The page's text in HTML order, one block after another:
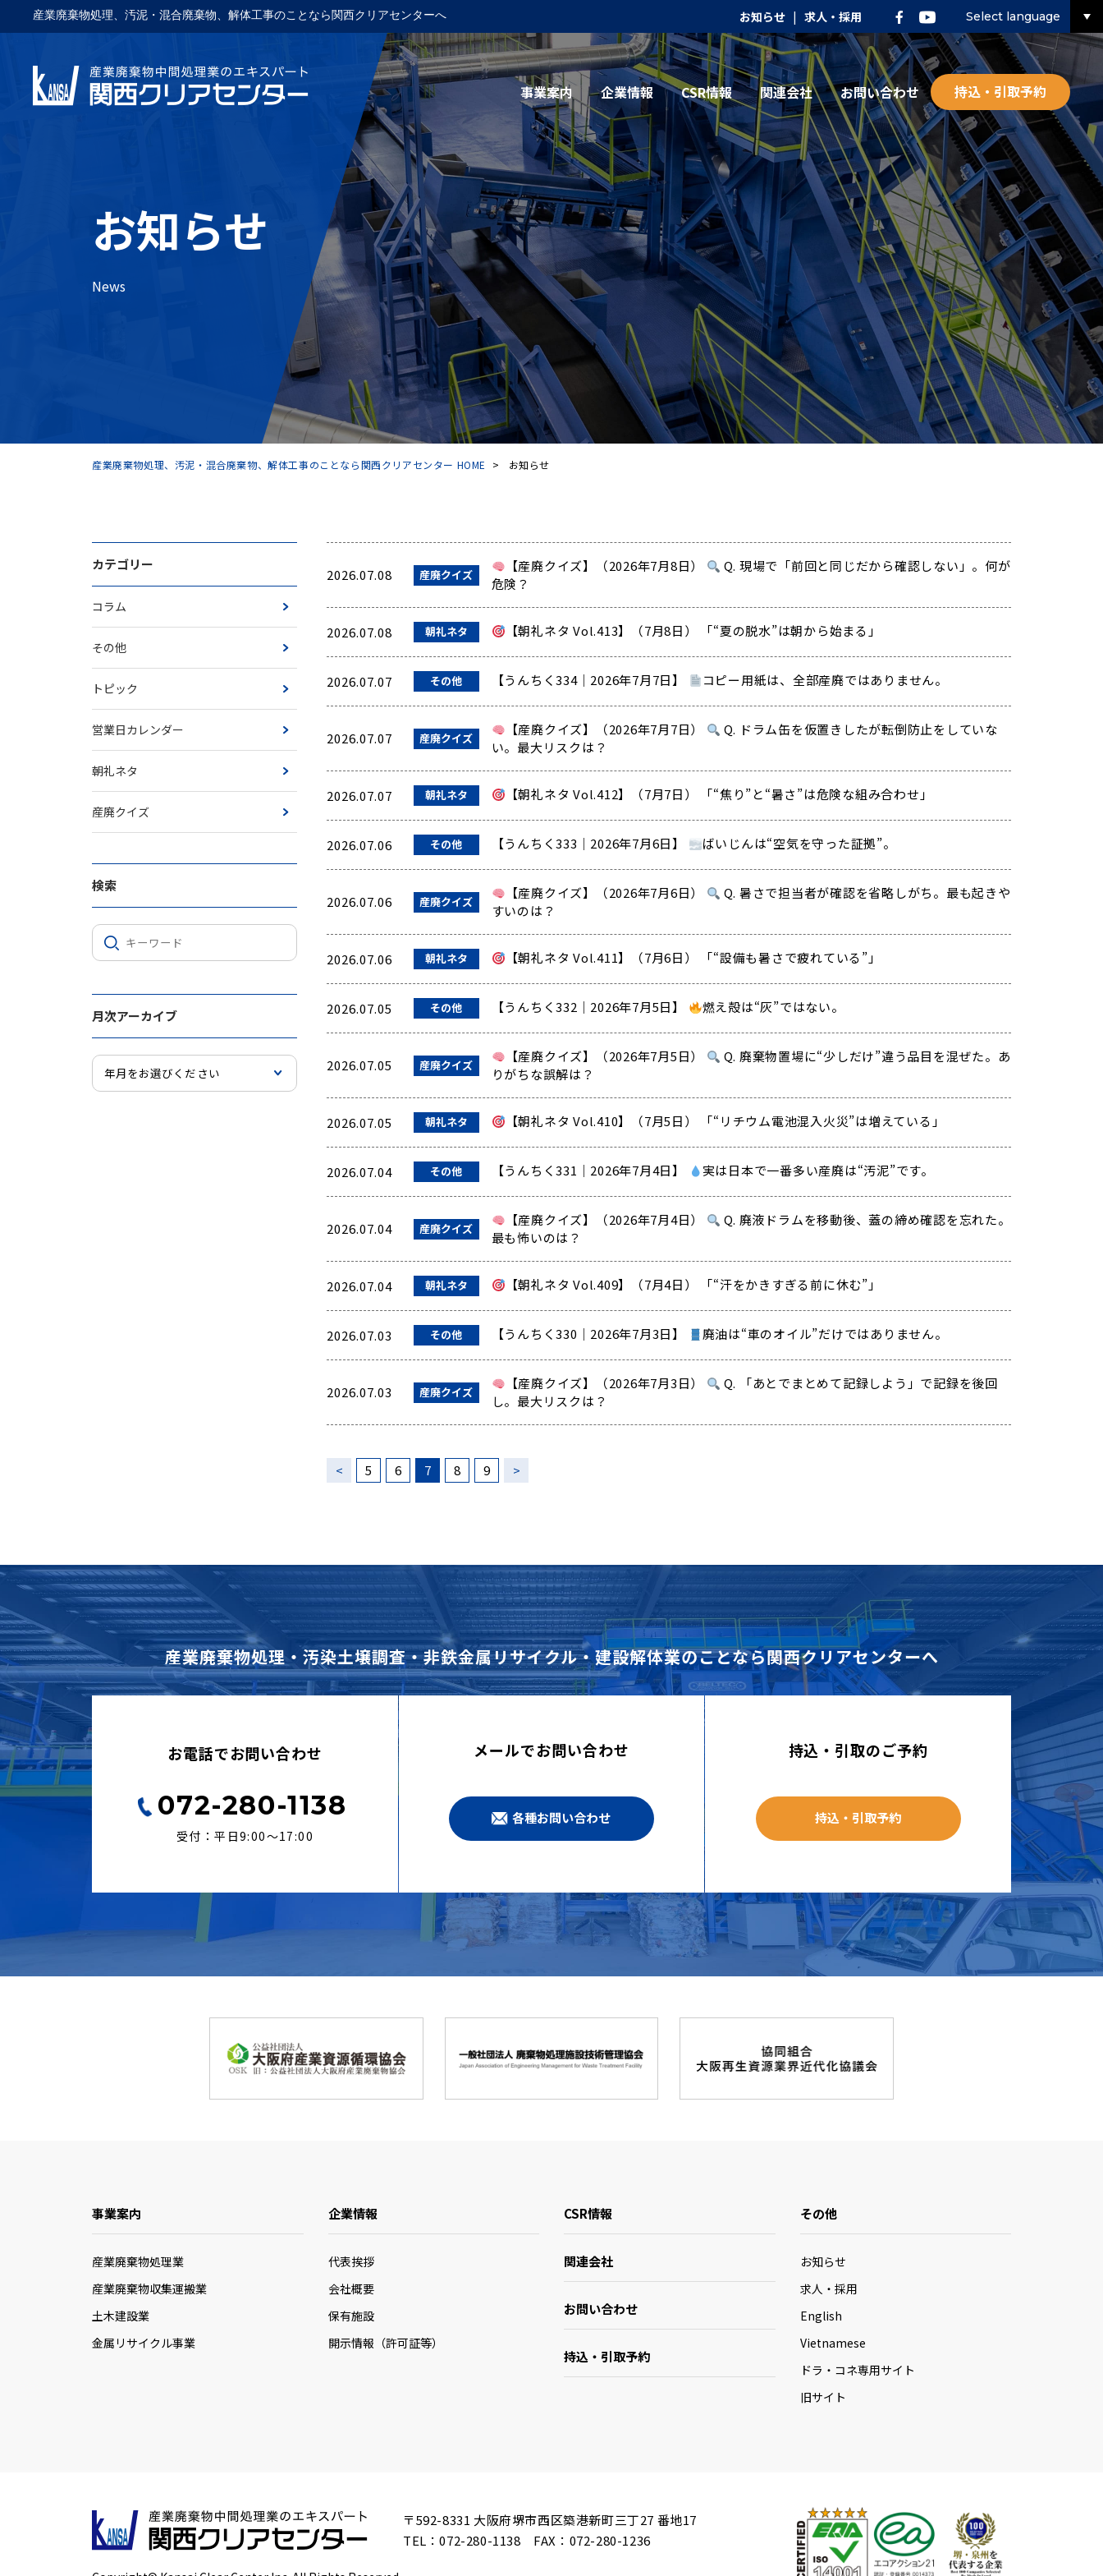
産業廃棄物処理、汚泥・混合廃棄物、解体工事のことなら関西クリアセンターへ お知らせ | 求人・採用 Select language
事業案内 企業情報 CSR情報 関連会社 お問い合わせ 持込・引取予約
お知らせ
News
産業廃棄物処理、汚泥・混合廃棄物、解体工事のことなら関西クリアセンター HOME > お知らせ
カテゴリー
コラム
その他
トピック
営業日カレンダー
朝礼ネタ
産廃クイズ
検索
月次アーカイブ
2026.07.08 産廃クイズ 【産廃クイズ】（2026年7月8日）
Q. 現場で「前回と同じだから確認しない」。何が
危険？
2026.07.08 朝礼ネタ 【朝礼ネタ Vol.413】（7月8日） 「“夏の脱水”は朝から始まる」
2026.07.07 その他 【うんちく334｜2026年7月7日】 コピー用紙は、全部産廃ではありません。
2026.07.07 産廃クイズ 【産廃クイズ】（2026年7月7日）
Q. ドラム缶を仮置きしたが転倒防止をしていな
い。最大リスクは？
2026.07.07 朝礼ネタ 【朝礼ネタ Vol.412】（7月7日） 「“焦り”と“暑さ”は危険な組み合わせ」
2026.07.06 その他 【うんちく333｜2026年7月6日】 ばいじんは“空気を守った証拠”。
2026.07.06 産廃クイズ 【産廃クイズ】（2026年7月6日）
Q. 暑さで担当者が確認を省略しがち。最も起きや
すいのは？
2026.07.06 朝礼ネタ 【朝礼ネタ Vol.411】（7月6日） 「“設備も暑さで疲れている”」
2026.07.05 その他 【うんちく332｜2026年7月5日】 燃え殻は“灰”ではない。
2026.07.05 産廃クイズ 【産廃クイズ】（2026年7月5日）
Q. 廃棄物置場に“少しだけ”違う品目を混ぜた。あ
りがちな誤解は？
2026.07.05 朝礼ネタ 【朝礼ネタ Vol.410】（7月5日） 「“リチウム電池混入火災”は増えている」
2026.07.04 その他 【うんちく331｜2026年7月4日】 実は日本で一番多い産廃は“汚泥”です。
2026.07.04 産廃クイズ 【産廃クイズ】（2026年7月4日）
Q. 廃液ドラムを移動後、蓋の締め確認を忘れた。
最も怖いのは？
2026.07.04 朝礼ネタ 【朝礼ネタ Vol.409】（7月4日） 「“汗をかきすぎる前に休む”」
2026.07.03 その他 【うんちく330｜2026年7月3日】 廃油は“車のオイル”だけではありません。
2026.07.03 産廃クイズ 【産廃クイズ】（2026年7月3日）
Q. 「あとでまとめて記録しよう」で記録を後回
し。最大リスクは？
< 5 6 7 8 9 >
産業廃棄物処理・汚染土壌調査・非鉄金属リサイクル・建設解体業のことなら関西クリアセンターへ
お電話でお問い合わせ
072-280-1138
受付：平日9:00〜17:00
メールでお問い合わせ
各種お問い合わせ
持込・引取のご予約
持込・引取予約
事業案内
産業廃棄物処理業
産業廃棄物収集運搬業
土木建設業
金属リサイクル事業
企業情報
代表挨拶
会社概要
保有施設
開示情報（許可証等）
CSR情報
関連会社
お問い合わせ
持込・引取予約
その他
お知らせ
求人・採用
English
Vietnamese
ドラ・コネ専用サイト
旧サイト
〒592-8331 大阪府堺市西区築港新町三丁27 番地17
TEL：072-280-1138 FAX：072-280-1236